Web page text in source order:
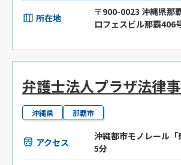
所在地
〒900-0023 沖縄県那
ロフェスビル那覇406
弁護士法人プラザ法律
沖縄県 那覇市
アクセス
沖縄都市モノレール
5分